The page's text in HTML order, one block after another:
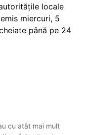
locale
miercuri, 5
până pe 24
cu atât mai mult